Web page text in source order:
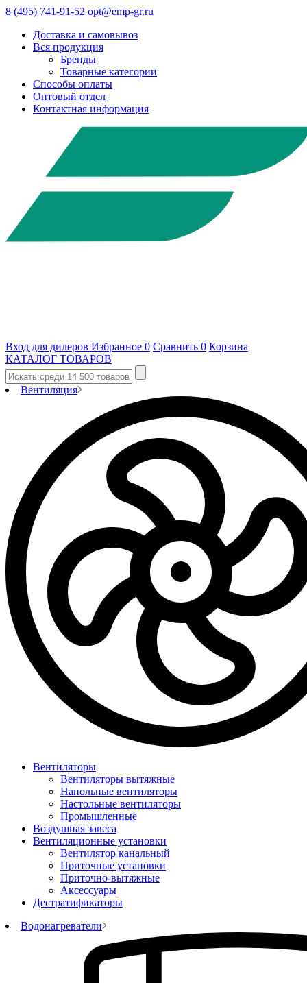
8 (495) 741-91-52 opt@emp-gr.ru
Доставка и самовывоз
Вся продукция
Бренды
Товарные категории
Способы оплаты
Оптовый отдел
Контактная информация
Вход для дилеров Избранное 0 Сравнить 0 Корзина
КАТАЛОГ ТОВАРОВ
Вентиляция
Вентиляторы
Вентиляторы вытяжные
Напольные вентиляторы
Настольные вентиляторы
Промышленные
Воздушная завеса
Вентиляционные установки
Вентилятор канальный
Приточные установки
Приточно-вытяжные
Аксессуары
Дестратификаторы
Водонагреватели